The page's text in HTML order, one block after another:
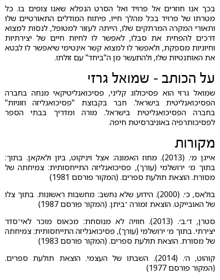
בכך אנו חוזרים אל פרויד ואל הסרט הנפלא שאנו צופים בו. כל
מטרתו של פרויד בכל מהלך חייו, פיתוח המודלים התאורטיים שלו
ותאורי המקרה המרתקים שלו, הייתה לעזור למטופל, לנסות למצוא
דרכים להפחית את סבלו, לאפשר לו לחיות חיים של יצירתיות
וחיוניות מספקת, ולאפשר לו למצוא קשר אינטימי שיאפשר לו לבטא
את האותנטיות שלו, ולהתעשר מן ה"ביחד" עם זולתו.
על הכותב – שמואל גרזי
שמואל גרזי הוא פסיכולוג קליני, פסיכואנליטיקאי מנחה בחברה
הפסיכואנליטית בישראל. חבר בקבוצת "פסיכואנליזה וזוגיות"
בחברה הפסיכואנליטית בישראל. מורה ומדריך בבתי הספר
לפסיכותרפיה באוניברסיטת חיפה.
מקורות
אייגן מ׳. (2013). מחוז האמונה: אצל ויניקוט, ביון ולאקאן. בתוך:
בתוך מ׳ ירושלמי (עורך), פסיכואנליזה התייחסותית: צמיחתה של
מסורת. הוצאת תולעת ספרים. (המקור פורסם 1981)
בולאס, כ׳. (2000). הידוע שלא נחשב: מחשבות ראשונות. בתוך צלו
של האובייקט. הוצאת זמורה ־ביתן. (המקור פורסם 1987)
סטרן, ד׳.ב׳. (2013). חוויה לא מנוסחת: מכאוס מוכר לאי־סדר
יצירתי. בתוך מ׳ ירושלמי (עורך), פסיכואנליזה התייחסותית: צמיחתה
של מסורת. הוצאת תולעת ספרים. (המקור פורסם 1983)
קוהוט, ה׳. (2014). השבתו של העצמי. הוצאת תולעת ספרים.
(המקור פורסם 1977)